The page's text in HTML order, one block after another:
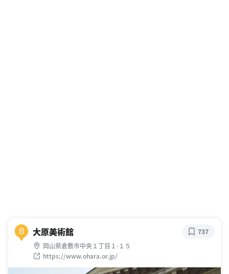
B 大原美術館
岡山県倉敷市中央１丁目１-１５
https://www.ohara.or.jp/
737